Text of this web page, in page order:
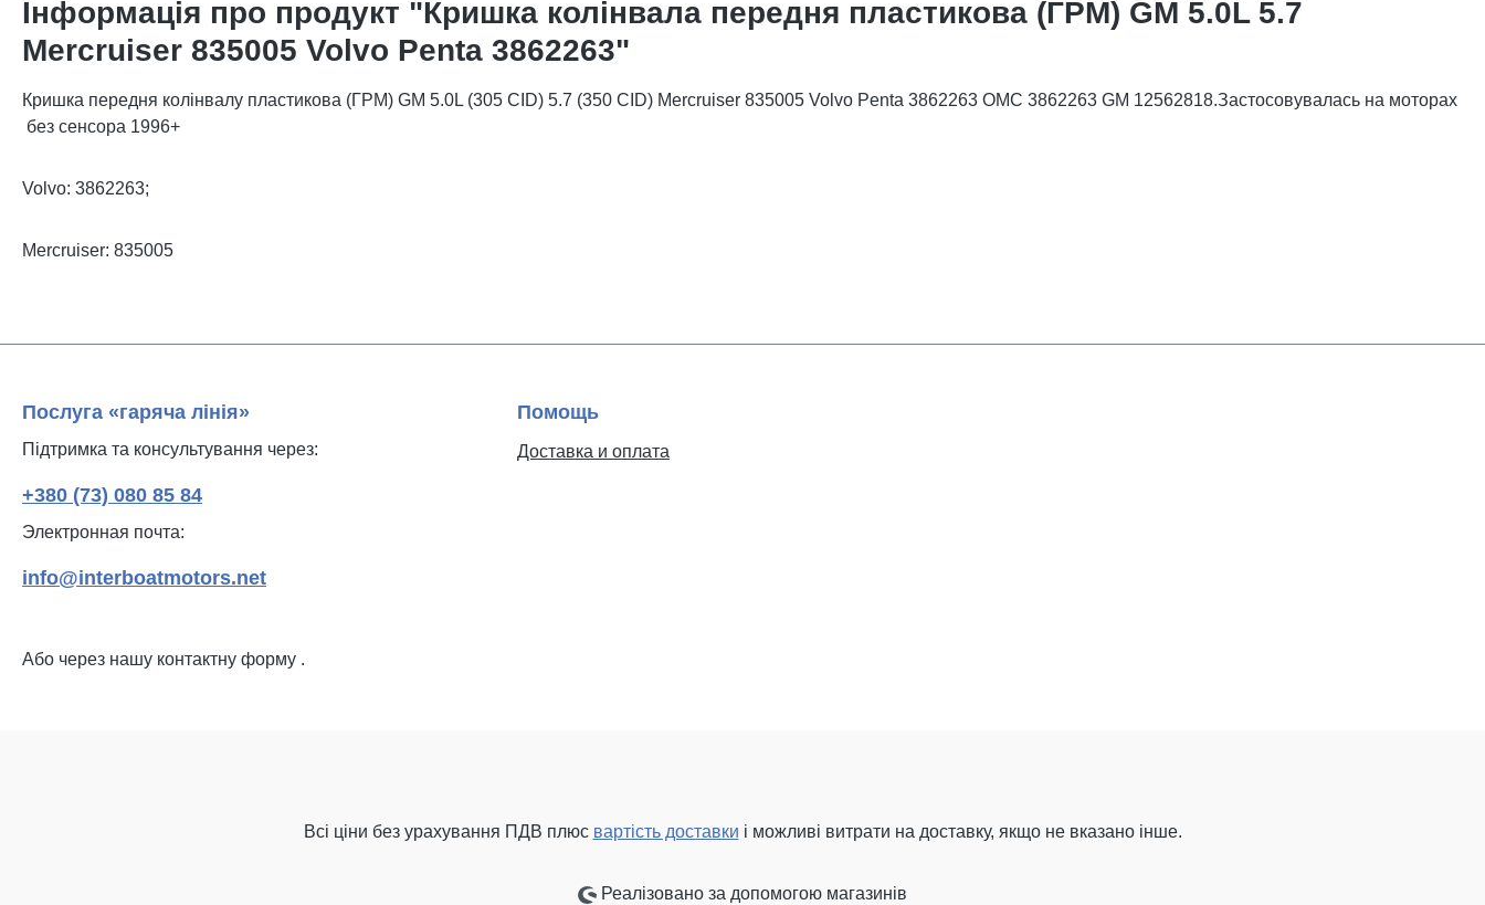
Інформація про продукт "Кришка колінвала передня пластикова (ГРМ) GM 5.0L 5.7
Mercruiser 835005 Volvo Penta 3862263"
Кришка передня колінвалу пластикова (ГРМ) GM 5.0L (305 CID) 5.7 (350 CID) Mercruiser 835005 Volvo Penta 3862263 OMC 3862263 GM 12562818.Застосовувалась на моторах
без сенсора 1996+
Volvo: 3862263;
Mercruiser: 835005
Послуга «гаряча лінія»
Підтримка та консультування через:
+380 (73) 080 85 84
Электронная почта:
info@interboatmotors.net
Або через нашу контактну форму .
Помощь
Доставка и оплата
Всі ціни без урахування ПДВ плюс вартість доставки і можливі витрати на доставку, якщо не вказано інше.
Реалізовано за допомогою магазинів